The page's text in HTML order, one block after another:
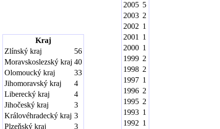
Kraj
Zlínský kraj
56
Moravskoslezský kraj 40
Olomoucký kraj
33
Jihomoravský kraj
4
Liberecký kraj
4
Jihočeský kraj
3
Královéhradecký kraj 3
Plzeňský kraj
3
2005 5
2003 2
2002 1
2001
1
2000 1
1999 2
1998 2
1997 1
1996 2
1995 2
1993 1
1992 1